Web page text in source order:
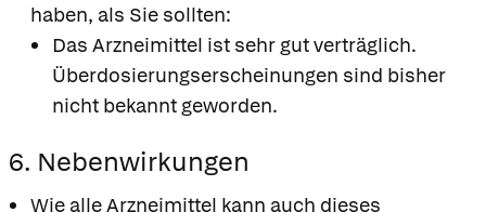
haben, als Sie sollten:
Das Arzneimittel ist sehr gut verträglich.
Überdosierungserscheinungen sind bisher
nicht bekannt geworden.
6. Nebenwirkungen
Wie alle Arzneimittel kann auch dieses